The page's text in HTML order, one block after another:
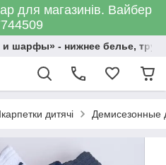
для магазинів. Вайбер
и шарфы» - нижнее белье,
дитячі Демисезонные